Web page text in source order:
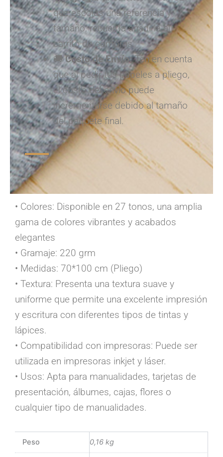
que escojas una referencia y
tamaño, recuerda añadirla al
carrito de compras.
🚚Costo de Envío:Ten en cuenta
que al pedir tus papeles a pliego,
el costo del envío puede
incrementarse debido al tamaño
del paquete final.
• Colores: Disponible en 27 tonos, una amplia
gama de colores vibrantes y acabados
elegantes
• Gramaje: 220 grm
• Medidas: 70*100 cm (Pliego)
• Textura: Presenta una textura suave y
uniforme que permite una excelente impresión
y escritura con diferentes tipos de tintas y
lápices.
• Compatibilidad con impresoras: Puede ser
utilizada en impresoras inkjet y láser.
• Usos: Apta para manualidades, tarjetas de
presentación, álbumes, cajas, flores o
cualquier tipo de manualidades.
Peso 0,16 kg